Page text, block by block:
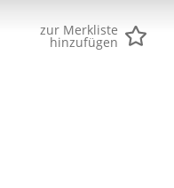
zur Merkliste
hinzufügen